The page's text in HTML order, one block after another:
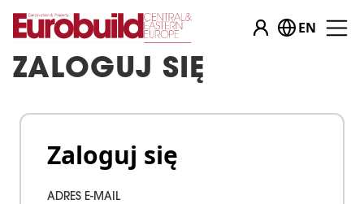
EN
ZALOGUJ SIĘ
Zaloguj się
ADRES E-MAIL